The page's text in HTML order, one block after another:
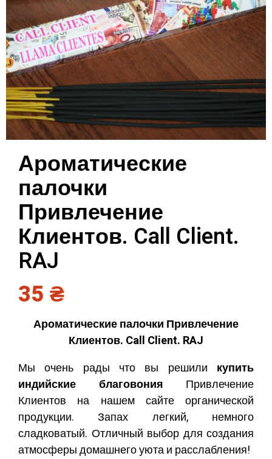
Ароматические
палочки
Привлечение
Клиентов. Call Client.
RAJ
35₴
Ароматические палочки Привлечение
Клиентов. Call Client. RAJ
Мы очень рады что вы решили купить
индийские благовония Привлечение
Клиентов на нашем сайте органической
продукции. Запах легкий, немного
сладковатый. Отличный выбор для создания
атмосферы домашнего уюта и расслабления!